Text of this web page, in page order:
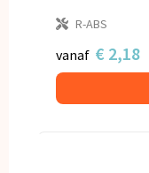
R-ABS
vanaf € 2,18